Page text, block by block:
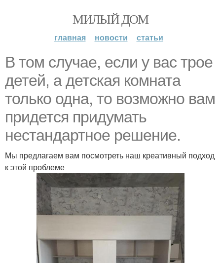
МИЛЫЙ ДОМ
главная новости статьи
В том случае, если у вас трое
детей, а детская комната
только одна, то возможно вам
придется придумать
нестандартное решение.
Мы предлагаем вам посмотреть наш креативный подход
к этой проблеме